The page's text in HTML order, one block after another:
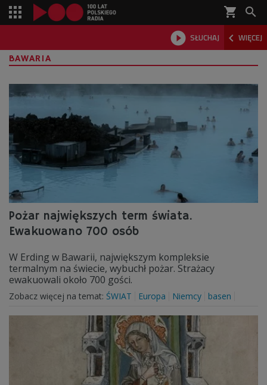
shopping_cart 
 SŁUCHAJ  WIĘCEJ

BAWARIA
Pożar największych term świata.
Ewakuowano 700 osób
W Erding w Bawarii, największym kompleksie
termalnym na świecie, wybuchł pożar. Strażacy
ewakuowali około 700 gości.
Zobacz więcej na temat: ŚWIAT Europa Niemcy basen